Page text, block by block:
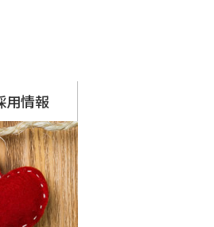
用情報
からのメッセージ
声
項ーム